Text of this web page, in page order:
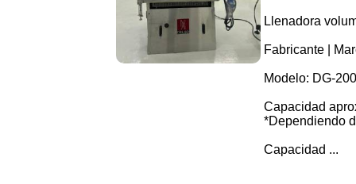
Llenadora
Fabricante |
Modelo: DG-
Capacidad
*Dependiendo
Capacidad ...